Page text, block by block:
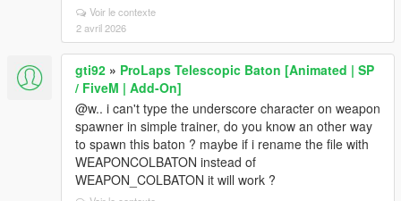
Voir le contexte
2 avril 2026
gti92 » ProLaps Telescopic Baton [Animated | SP
/ FiveM | Add-On]
@w.. i can't type the underscore character on weapon
spawner in simple trainer, do you know an other way
to spawn this baton ? maybe if i rename the file with
WEAPONCOLBATON instead of
WEAPON_COLBATON it will work ?